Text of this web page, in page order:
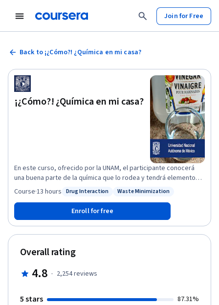
Join for Free
Back to ¡¿Cómo?! ¿Química en mi casa?
¡¿Cómo?! ¿Química en mi casa?
En este curso, ofrecido por la UNAM, el participante conocerá
una buena parte de la química que lo rodea y tendrá elementos
para saber que la química no es tan mala como nos quieren hacer
Status: Drug Interaction
Drug Interaction Waste Minimization
Course·13 hours
Enroll for free
Overall rating
4.8 · 2,254reviews
5 stars 87.31%